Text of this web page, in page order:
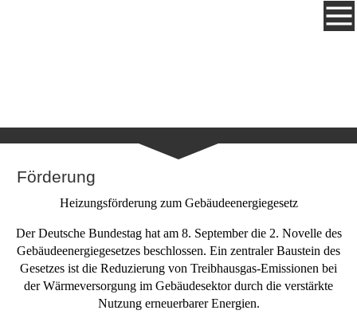
Förderung
Heizungsförderung zum Gebäudeenergiegesetz
Der Deutsche Bundestag hat am 8. September die 2. Novelle des
Gebäudeenergiegesetzes beschlossen. Ein zentraler Baustein des
Gesetzes ist die Reduzierung von Treibhausgas-Emissionen bei
der Wärmeversorgung im Gebäudesektor durch die verstärkte
Nutzung erneuerbarer Energien.